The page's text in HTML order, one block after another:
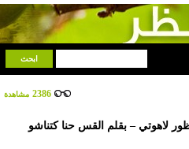
2386 مشاهدة
لاهوتي – بقلم القس حنا كتناشو